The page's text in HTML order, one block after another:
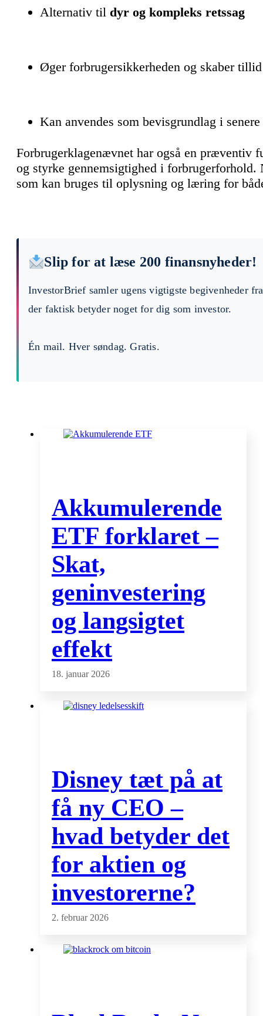
Alternativ til dyr og kompleks retssag
Øger forbrugersikkerheden og skaber
Kan anvendes som bevisgrundlag i
Forbrugerklagenævnet har også en præventiv
og styrke gennemsigtighed i
som kan bruges til oplysning og læring for
Slip for at læse 200 finansnyheder!
InvestorBrief samler ugens vigtigste begivenheder
der faktisk betyder noget for dig som investor.
Én mail. Hver søndag. Gratis.
Akkumulerende
ETF forklaret –
Skat,
geninvestering
og langsigtet
effekt
18. januar 2026
Disney tæt på at
få ny CEO –
hvad betyder det
for aktien og
investorerne?
2. februar 2026